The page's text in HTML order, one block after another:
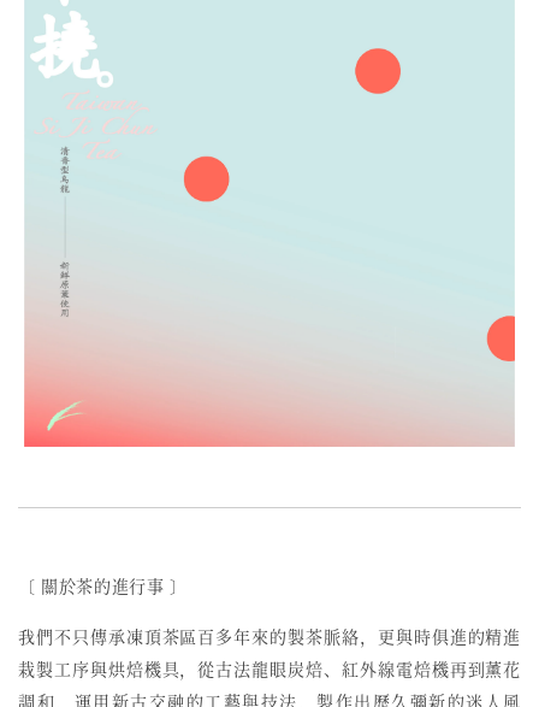
〔 關於茶的進行事 〕
我們不只傳承凍頂茶區百多年來的製茶脈絡，更與時俱進的精進
栽製工序與烘焙機具，從古法龍眼炭焙、紅外線電焙機再到薰花
調和，運用新古交融的工藝與技法，製作出歷久彌新的迷人風